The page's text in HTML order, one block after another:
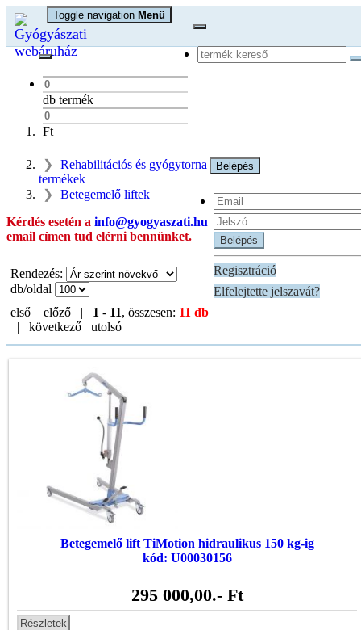
Toggle navigation Menü
db termék
Ft
Belépés
Belépés
Regisztráció
Elfelejtette jelszavát?
Rehabilitációs és gyógytorna
termékek
Betegemelő liftek
Kérdés esetén a info@gyogyaszati.hu
email címen tud elérni bennünket.
Rendezés:
db/oldal
első előző | 1 - 11, összesen: 11 db
| következő
utolsó
Betegemelő lift TiMotion hidraulikus 150 kg-ig
kód: U00030156
295 000,00.- Ft
Részletek